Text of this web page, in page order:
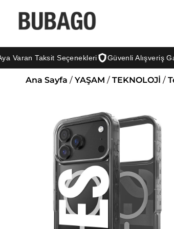
Taksit Seçenekleri Güvenli Alışveriş
Ana Sayfa / YAŞAM / TEKNOLOJİ /